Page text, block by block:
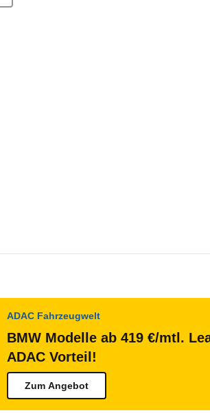
ADAC Fahrzeugwelt
BMW Modelle ab 419 €/mtl.
ADAC Vorteil!
Zum Angebot